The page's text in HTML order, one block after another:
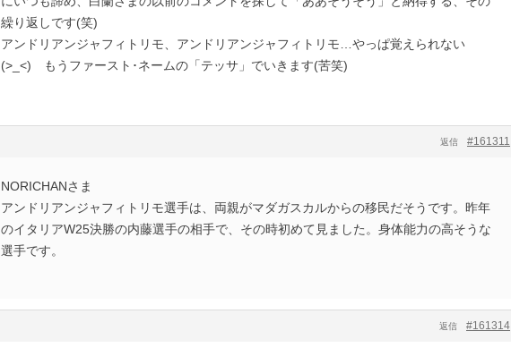
繰り返しです(笑)
アンドリアンジャフィトリモ、アンドリアンジャフィトリモ…やっぱ覚えられない
(>_<) もうファースト･ネームの「テッサ」でいきます(苦笑)
#161311
返信
NORICHANさま
アンドリアンジャフィトリモ選手は、両親がマダガスカルからの移民だそうです。昨年
のイタリアW25決勝の内藤選手の相手で、その時初めて見ました。身体能力の高そうな
選手です。
#161314
返信